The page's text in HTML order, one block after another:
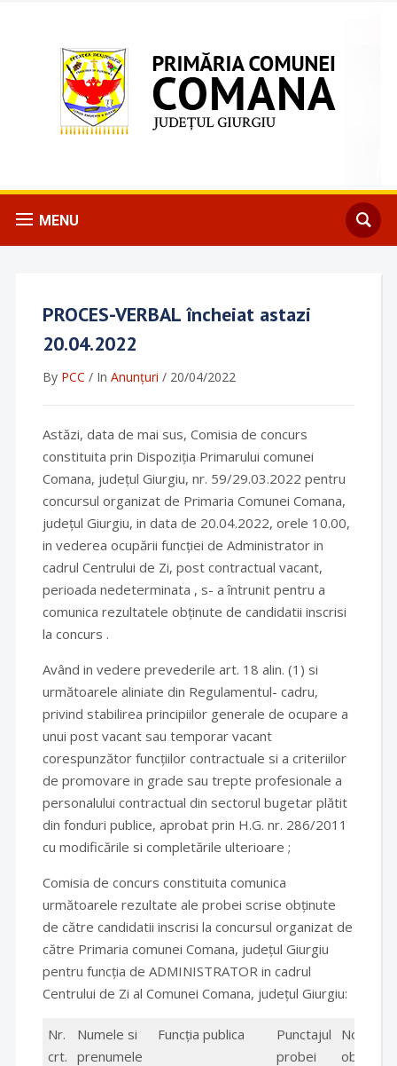
MENU
PROCES-VERBAL încheiat astazi
20.04.2022
By PCC / In Anunțuri / 20/04/2022
Astăzi, data de mai sus, Comisia de concurs
constituita prin Dispoziția Primarului comunei
Comana, județul Giurgiu, nr. 59/29.03.2022 pentru
concursul organizat de Primaria Comunei Comana,
județul Giurgiu, in data de 20.04.2022, orele 10.00,
in vederea ocupării funcției de Administrator in
cadrul Centrului de Zi, post contractual vacant,
perioada nedeterminata , s- a întrunit pentru a
comunica rezultatele obținute de candidatii inscrisi
la concurs .
Având in vedere prevederile art. 18 alin. (1) si
următoarele aliniate din Regulamentul- cadru,
privind stabilirea principiilor generale de ocupare a
unui post vacant sau temporar vacant
corespunzător funcțiilor contractuale si a criteriilor
de promovare in grade sau trepte profesionale a
personalului contractual din sectorul bugetar plătit
din fonduri publice, aprobat prin H.G. nr. 286/2011
cu modificările si completările ulterioare ;
Comisia de concurs constituita comunica
următoarele rezultate ale probei scrise obținute
de către candidatii inscrisi la concursul organizat de
către Primaria comunei Comana, județul Giurgiu
pentru funcția de ADMINISTRATOR in cadrul
Centrului de Zi al Comunei Comana, județul Giurgiu:
Nr.
crt.
Numele si
prenumele
Funcția publica
Punctajul
probei
Nota
obtinuta